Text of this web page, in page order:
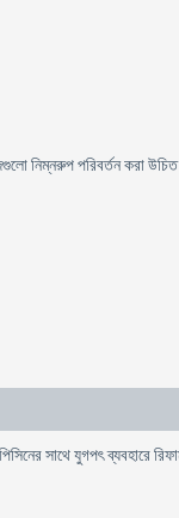
নিম্নরুপ পরিবর্তন করা
সাথে যুগপৎ ব্যবহারে